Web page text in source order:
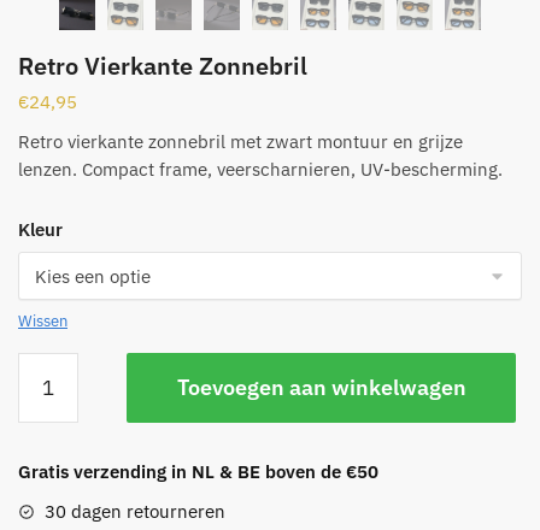
Retro Vierkante Zonnebril
€24,95
Retro vierkante zonnebril met zwart montuur en grijze
lenzen. Compact frame, veerscharnieren, UV-bescherming.
Kleur
Wissen
Vierkante
Zonnebril
Toevoegen aan winkelwagen
Gratis verzending in NL & BE boven de €50
30 dagen retourneren